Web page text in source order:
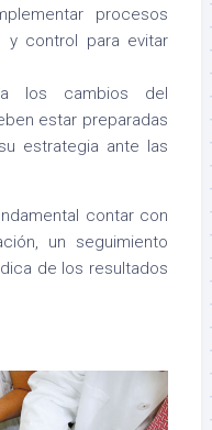
procesos
y control para evitar
a los cambios del
estar preparadas
estrategia ante las
contar con
un seguimiento
de los resultados